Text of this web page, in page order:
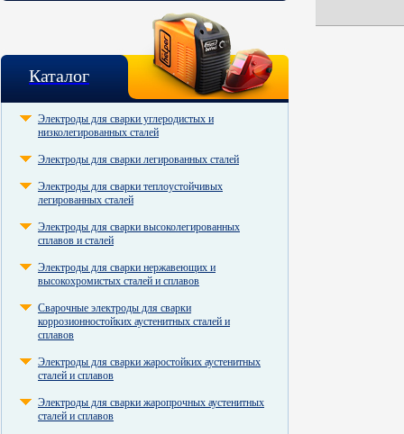
Каталог
Электроды для сварки углеродистых и
низколегированных сталей
Электроды для сварки легированных сталей
Электроды для сварки теплоустойчивых
легированных сталей
Электроды для сварки высоколегированных
сплавов и сталей
Электроды для сварки нержавеющих и
высокохромистых сталей и сплавов
Сварочные электроды для сварки
коррозионностойких аустенитных сталей и
сплавов
Электроды для сварки жаростойких аустенитных
сталей и сплавов
Электроды для сварки жаропрочных аустенитных
сталей и сплавов